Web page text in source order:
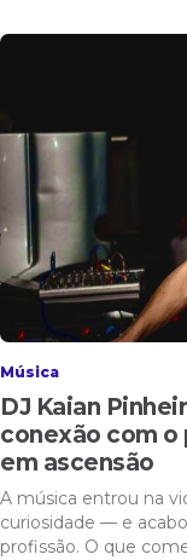
Música
DJ Kaian
conexão com
em ascensão
A música entrou na
curiosidade — e
profissão. O que